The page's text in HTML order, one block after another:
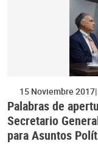
15 Noviembre 2017
Palabras de
Secretario
para Asuntos